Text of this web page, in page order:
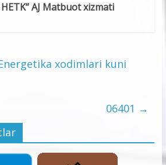
AJ Matbuot xizmati
xodimlari kuni
06401 →